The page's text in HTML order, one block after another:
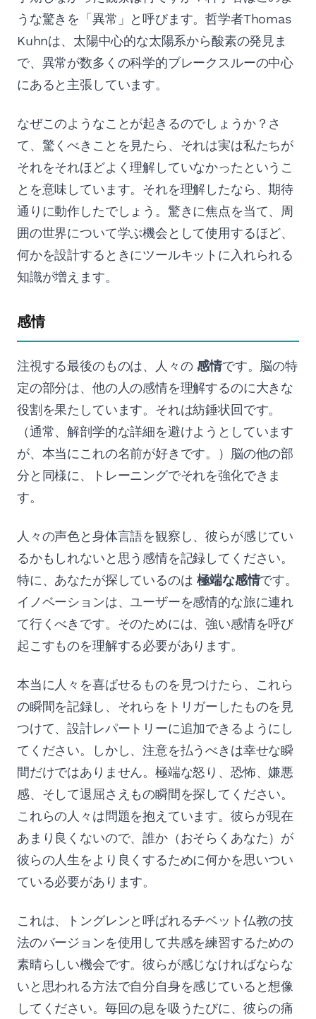
うな驚きを「異常」と呼びます。哲学者Thomas
Kuhnは、太陽中心的な太陽系から酸素の発見ま
で、異常が数多くの科学的ブレークスルーの中心
にあると主張しています。
なぜこのようなことが起きるのでしょうか？さ
て、驚くべきことを見たら、それは実は私たちが
それをそれほどよく理解していなかったというこ
とを意味しています。それを理解したなら、期待
通りに動作したでしょう。驚きに焦点を当て、周
囲の世界について学ぶ機会として使用するほど、
何かを設計するときにツールキットに入れられる
知識が増えます。
感情
注視する最後のものは、人々の感情です。脳の特
定の部分は、他の人の感情を理解するのに大きな
役割を果たしています。それは紡錘状回です。
（通常、解剖学的な詳細を避けようとしています
が、本当にこれの名前が好きです。）脳の他の部
分と同様に、トレーニングでそれを強化できま
す。
人々の声色と身体言語を観察し、彼らが感じてい
るかもしれないと思う感情を記録してください。
特に、あなたが探しているのは極端な感情です。
イノベーションは、ユーザーを感情的な旅に連れ
て行くべきです。そのためには、強い感情を呼び
起こすものを理解する必要があります。
本当に人々を喜ばせるものを見つけたら、これら
の瞬間を記録し、それらをトリガーしたものを見
つけて、設計レパートリーに追加できるようにし
てください。しかし、注意を払うべきは幸せな瞬
間だけではありません。極端な怒り、恐怖、嫌悪
感、そして退屈さえもの瞬間を探してください。
これらの人々は問題を抱えています。彼らが現在
あまり良くないので、誰か（おそらくあなた）が
彼らの人生をより良くするために何かを思いつい
ている必要があります。
これは、トングレンと呼ばれるチベット仏教の技
法のバージョンを使用して共感を練習するための
素晴らしい機会です。彼らが感じなければならな
いと思われる方法で自分自身を感じていると想像
してください。毎回の息を吸うたびに、彼らの痛